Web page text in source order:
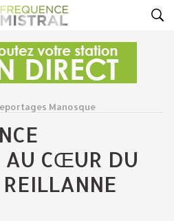
Manosque
AU CŒUR DU